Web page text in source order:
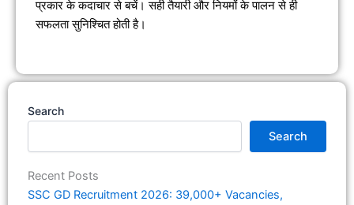
प्रकार के कदाचार से बचें। सही तैयारी और नियमों के पालन से ही
सफलता सुनिश्चित होती है।
Search
Search
Recent Posts
SSC GD Recruitment 2026: 39,000+ Vacancies,